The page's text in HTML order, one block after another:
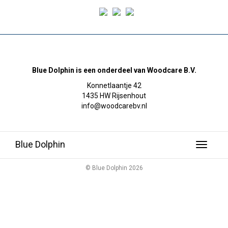
Blue Dolphin is een onderdeel van Woodcare B.V.
Konnetlaantje 42
1435 HW Rijsenhout
info@woodcarebv.nl
Toggle
Blue Dolphin
© Blue Dolphin 2026